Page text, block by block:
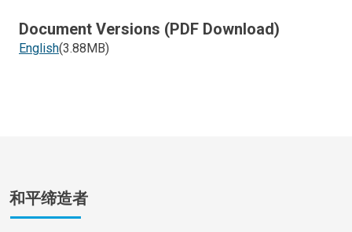
Document Versions (PDF Download)
English(3.88MB)
和平缔造者